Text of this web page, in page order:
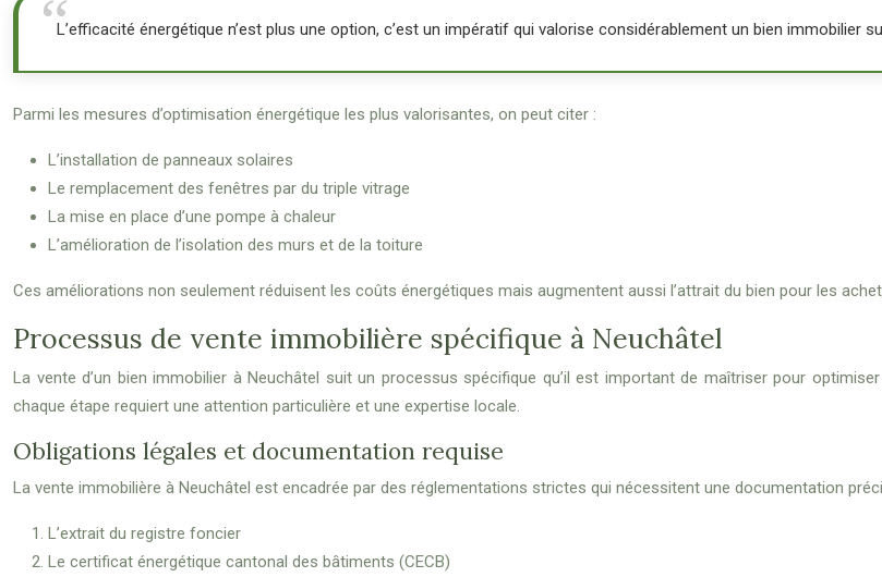
L’efficacité énergétique n’est plus une option, c’est un impératif qui valorise considérablement un bien immobilier
Parmi les mesures d’optimisation énergétique les plus valorisantes, on peut citer :
L’installation de panneaux solaires
Le remplacement des fenêtres par du triple vitrage
La mise en place d’une pompe à chaleur
L’amélioration de l’isolation des murs et de la toiture
Ces améliorations non seulement réduisent les coûts énergétiques mais augmentent aussi l’attrait du bien pour les
Processus de vente immobilière spécifique à Neuchâtel
La vente d’un bien immobilier à Neuchâtel suit un processus spécifique qu’il est important de maîtriser pour
chaque étape requiert une attention particulière et une expertise locale.
Obligations légales et documentation requise
La vente immobilière à Neuchâtel est encadrée par des réglementations strictes qui nécessitent une documentation
L’extrait du registre foncier
Le certificat énergétique cantonal des bâtiments (CECB)